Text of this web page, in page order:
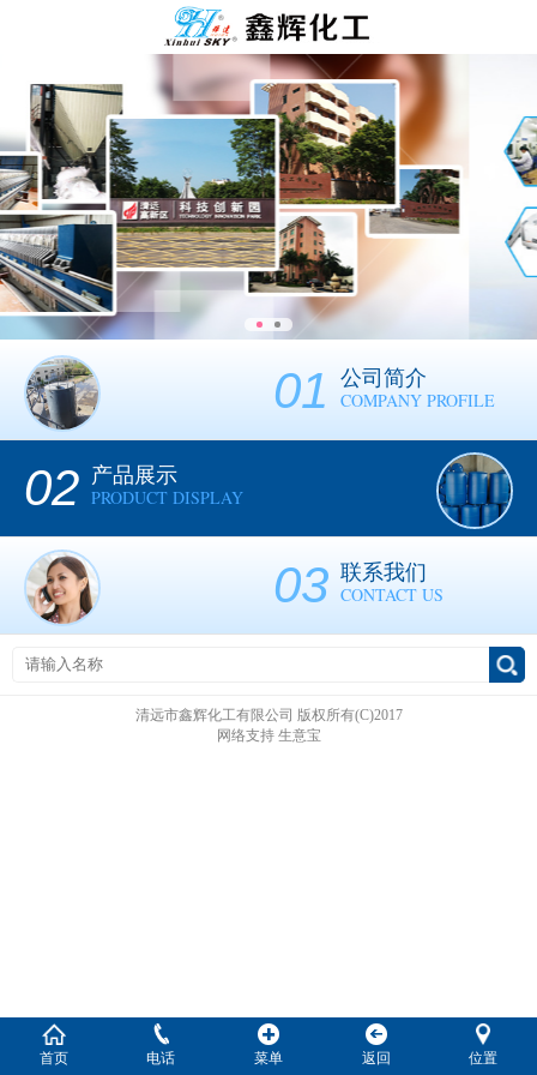
01 公司简介
COMPANY PROFILE
02 产品展示
PRODUCT DISPLAY
03 联系我们
CONTACT US
清远市鑫辉化工有限公司 版权所有(C)2017
网络支持生意宝
首页 电话 菜单 返回 位置